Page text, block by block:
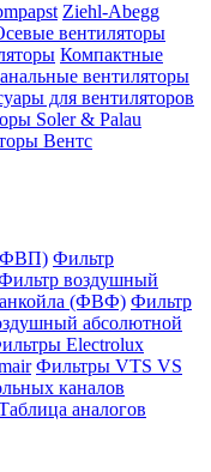
Ziehl-Abegg
вентиляторы
Компактные
вентиляторы
для вентиляторов
Soler & Palau
Вентс
Фильтр
воздушный
(ФВФ) Фильтр
абсолютной
Electrolux
Фильтры VTS VS
каналов
аналогов